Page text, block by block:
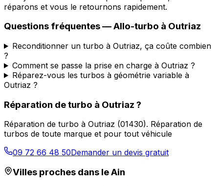
réparons et vous le retournons rapidement.
Questions fréquentes —Allo-turbo à Outriaz
Reconditionner un turbo à Outriaz, ça coûte combien
?
Comment se passe la prise en charge à Outriaz ?
Réparez-vous les turbos à géométrie variable à
Outriaz ?
Réparation de turbo à Outriaz ?
Réparation de turbo à Outriaz (01430). Réparation de
turbos de toute marque et pour tout véhicule
09 72 66 48 50Demander un devis gratuit
Villes proches dans leAin